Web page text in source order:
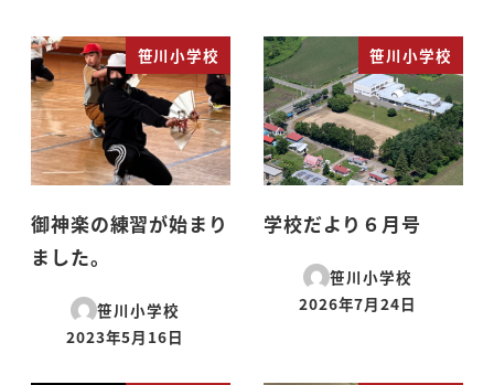
笹川小学校
御神楽の練習が始まり
ました。
笹川小学校
投稿日
2023年5月16日
笹川小学校
学校だより６月号
笹川小学校
投稿日
2026年7月24日